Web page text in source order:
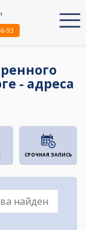
93
- адреса
СРОЧНАЯ ЗАПИСЬ